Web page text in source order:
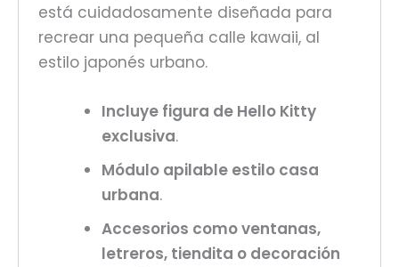
está cuidadosamente diseñada para
recrear una pequeña calle kawaii, al
estilo japonés urbano.
Incluye figura de Hello Kitty
exclusiva.
Módulo apilable estilo casa
urbana.
Accesorios como ventanas,
letreros, tiendita o decoración